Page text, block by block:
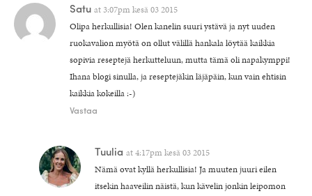
Satu at 3:07pm kesä 03 2015
Olipa herkullisia! Olen kanelin suuri ystävä ja nyt uuden
ruokavalion myötä on ollut välillä hankala löytää kaikkia
sopivia reseptejä herkutteluun, mutta tämä oli napakymppi!
Ihana blogi sinulla, ja reseptejäkin läjäpäin, kun vain ehtisin
kaikkia kokeilla :-)
Vastaa
Tuulia at4:17pm kesä 03 2015
Nämä ovat kyllä herkullisia! Ja muuten juuri eilen
itsekin haaveilin näistä, kun kävelin jonkin leipomon